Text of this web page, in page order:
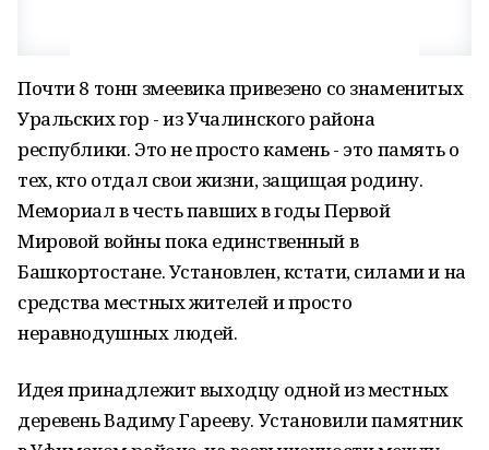
Почти 8 тонн змеевика привезено со знаменитых
Уральских гор - из Учалинского района
республики. Это не просто камень - это память о
тех, кто отдал свои жизни, защищая родину.
Мемориал в честь павших в годы Первой
Мировой войны пока единственный в
Башкортостане. Установлен, кстати, силами и на
средства местных жителей и просто
неравнодушных людей.
Идея принадлежит выходцу одной из местных
деревень Вадиму Гарееву. Установили памятник